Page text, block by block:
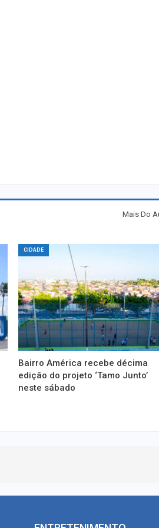
Mais Do
CIDADE
Bairro América recebe décima
edição do projeto ‘Tamo Junto’
neste sábado